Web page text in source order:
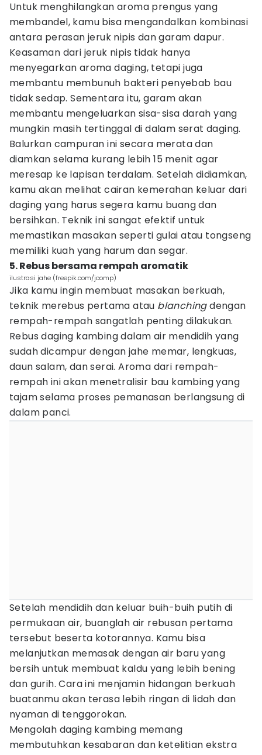
Untuk menghilangkan aroma prengus yang
membandel, kamu bisa mengandalkan kombinasi
antara perasan jeruk nipis dan garam dapur.
Keasaman dari jeruk nipis tidak hanya
menyegarkan aroma daging, tetapi juga
membantu membunuh bakteri penyebab bau
tidak sedap. Sementara itu, garam akan
membantu mengeluarkan sisa-sisa darah yang
mungkin masih tertinggal di dalam serat daging.
Balurkan campuran ini secara merata dan
diamkan selama kurang lebih 15 menit agar
meresap ke lapisan terdalam. Setelah didiamkan,
kamu akan melihat cairan kemerahan keluar dari
daging yang harus segera kamu buang dan
bersihkan. Teknik ini sangat efektif untuk
memastikan masakan seperti gulai atau tongseng
memiliki kuah yang harum dan segar.
5. Rebus bersama rempah aromatik
ilustrasi jahe (freepik.com/jcomp)
Jika kamu ingin membuat masakan berkuah,
teknik merebus pertama atau blanchingdengan
rempah-rempah sangatlah penting dilakukan.
Rebus daging kambing dalam air mendidih yang
sudah dicampur dengan jahe memar, lengkuas,
daun salam, dan serai. Aroma dari rempah-
rempah ini akan menetralisir bau kambing yang
tajam selama proses pemanasan berlangsung di
dalam panci.
Setelah mendidih dan keluar buih-buih putih di
permukaan air, buanglah air rebusan pertama
tersebut beserta kotorannya. Kamu bisa
melanjutkan memasak dengan air baru yang
bersih untuk membuat kaldu yang lebih bening
dan gurih. Cara ini menjamin hidangan berkuah
buatanmu akan terasa lebih ringan di lidah dan
nyaman di tenggorokan.
Mengolah daging kambing memang
membutuhkan kesabaran dan ketelitian ekstra